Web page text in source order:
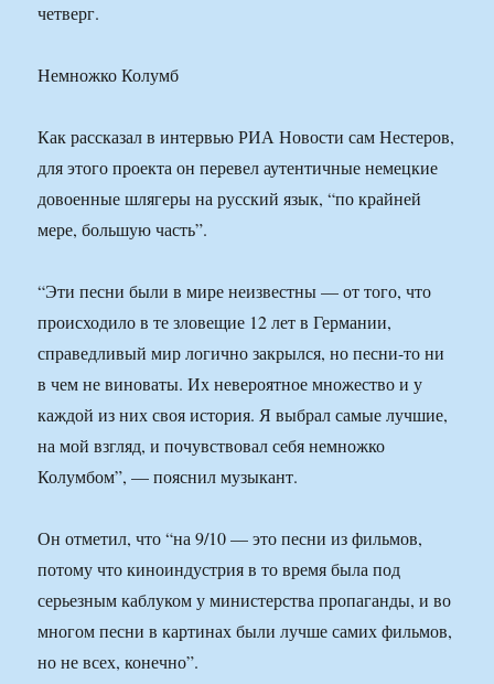
четверг.
Немножко Колумб
Как рассказал в интервью РИА Новости сам Нестеров,
для этого проекта он перевел аутентичные немецкие
довоенные шлягеры на русский язык, “по крайней
мере, большую часть”.
“Эти песни были в мире неизвестны — от того, что
происходило в те зловещие 12 лет в Германии,
справедливый мир логично закрылся, но песни-то ни
в чем не виноваты. Их невероятное множество и у
каждой из них своя история. Я выбрал самые лучшие,
на мой взгляд, и почувствовал себя немножко
Колумбом”, — пояснил музыкант.
Он отметил, что “на 9/10 — это песни из фильмов,
потому что киноиндустрия в то время была под
серьезным каблуком у министерства пропаганды, и во
многом песни в картинах были лучше самих фильмов,
но не всех, конечно”.